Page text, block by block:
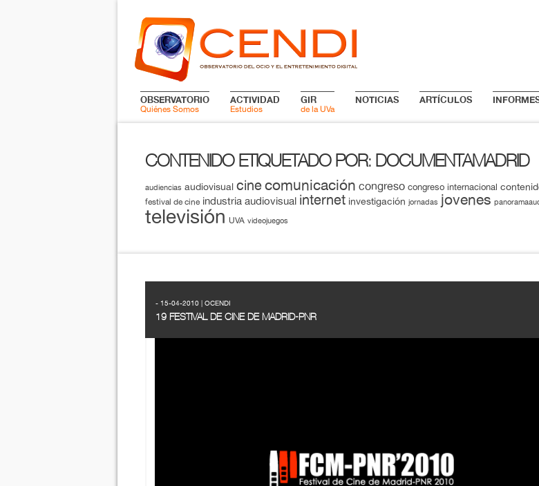
OBSERVATORIO
Quiénes Somos
ACTIVIDAD
Estudios
GIR
de la UVa
NOTICIAS ARTÍCULOS
CONTENIDO ETIQUETADO POR: DOCUMENTAMADRID
audiencias audiovisual cinecomunicación congreso congreso internacional
festival de cine industria audiovisual internet investigación jornadas jovenes
televisión UVA videojuegos
- 15-04-2010 | OCENDI
19 FESTIVAL DE CINE DE MADRID-PNR